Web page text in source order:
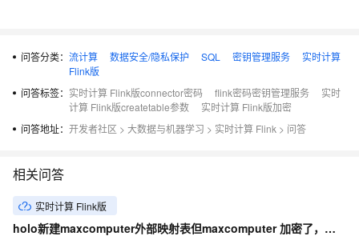
问答分类： 流计算 数据安全/隐私保护 SQL 密钥管理服务
实时计算
Flink版
问答标签： 实时计算 Flink版connector密码 flink密码密钥管理服务
实时
计算 Flink版createtable参数
实时计算 Flink版加密
问答地址： 开发者社区 > 大数据与机器学习 > 实时计算 Flink > 问答
相关问答
实时计算 Flink版
holo新建maxcomputer外部映射表但maxcomputer 加密了，开启参数有何影响？